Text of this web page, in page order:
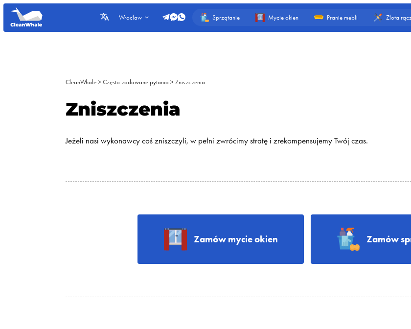
Wrocław Sprzątanie Mycie okien Pranie mebli Złota
CleanWhale >Często zadawane pytania >Zniszczenia
Zniszczenia
Jeżeli nasi wykonawcy coś zniszczyli, w pełni zwrócimy stratę i zrekompensujemy Twój czas.
Zamów mycie okien Zamów